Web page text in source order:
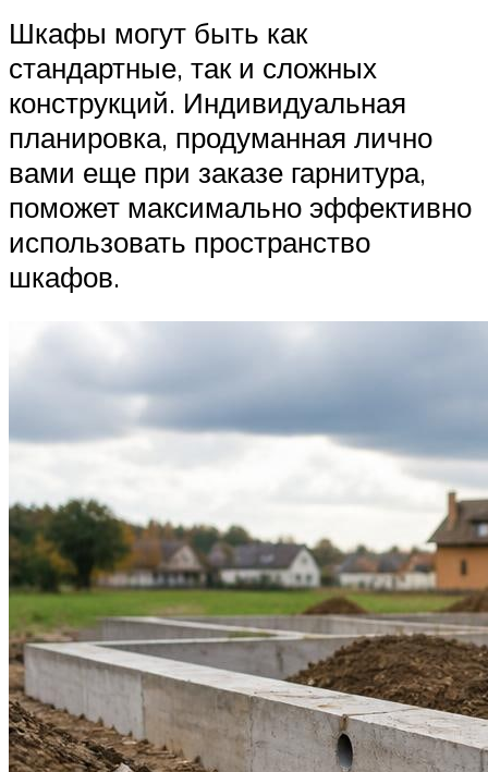
Шкафы могут быть как
стандартные, так и сложных
конструкций. Индивидуальная
планировка, продуманная лично
вами еще при заказе гарнитура,
поможет максимально эффективно
использовать пространство
шкафов.